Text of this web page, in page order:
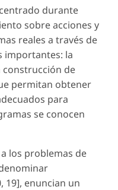
durante
sobre acciones y
reales a través de
importantes: la
construcción de
permitan obtener
para
se conocen
los problemas de
19], enuncian un